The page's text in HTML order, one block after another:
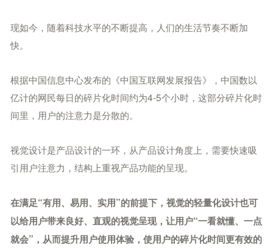
现如今，随着科技水平的不断提高，人们的生活节奏不断加
快。
根据中国信息中心发布的《中国互联网发展报告》，中国数以
亿计的网民每日的碎片化时间约为4-5个小时，这部分碎片化时
间里，用户的注意力是分散的。
视觉设计是产品设计的一环，从产品设计角度上，需要快速吸
引用户注意力，结构上重视产品功能的呈现。
在满足“有用、易用、实用”的前提下，视觉的轻量化设计也可
以给用户带来良好、直观的视觉呈现，让用户“一看就懂、一点
就会”，从而提升用户使用体验，使用户的碎片化时间更有效的